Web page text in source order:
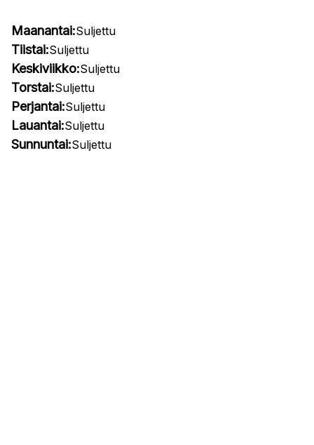
Maanantai:Suljettu
Tiistai:Suljettu
Keskiviikko:Suljettu
Torstai:Suljettu
Perjantai:Suljettu
Lauantai:Suljettu
Sunnuntai:Suljettu